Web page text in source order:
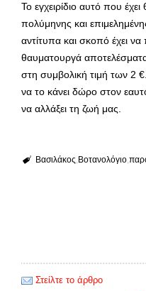
Το εγχειρίδιο αυτό που
πολύμηνης και
αντίτυπα και σκοπό έχει
θαυματουργά
στη συμβολική τιμή των 2
να το κάνει δώρο στον
να αλλάξει τη ζωή μας.
Βασιλάκος Βοτανολόγιο
Στείλτε το άρθρο